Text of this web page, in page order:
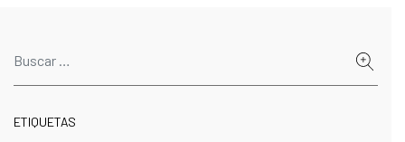
ETIQUETAS